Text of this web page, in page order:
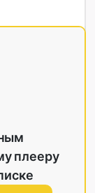
плееру